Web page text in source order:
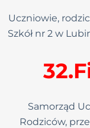
Uczniowie,
Szkół nr 2 w
Samorząd
Rodziców,